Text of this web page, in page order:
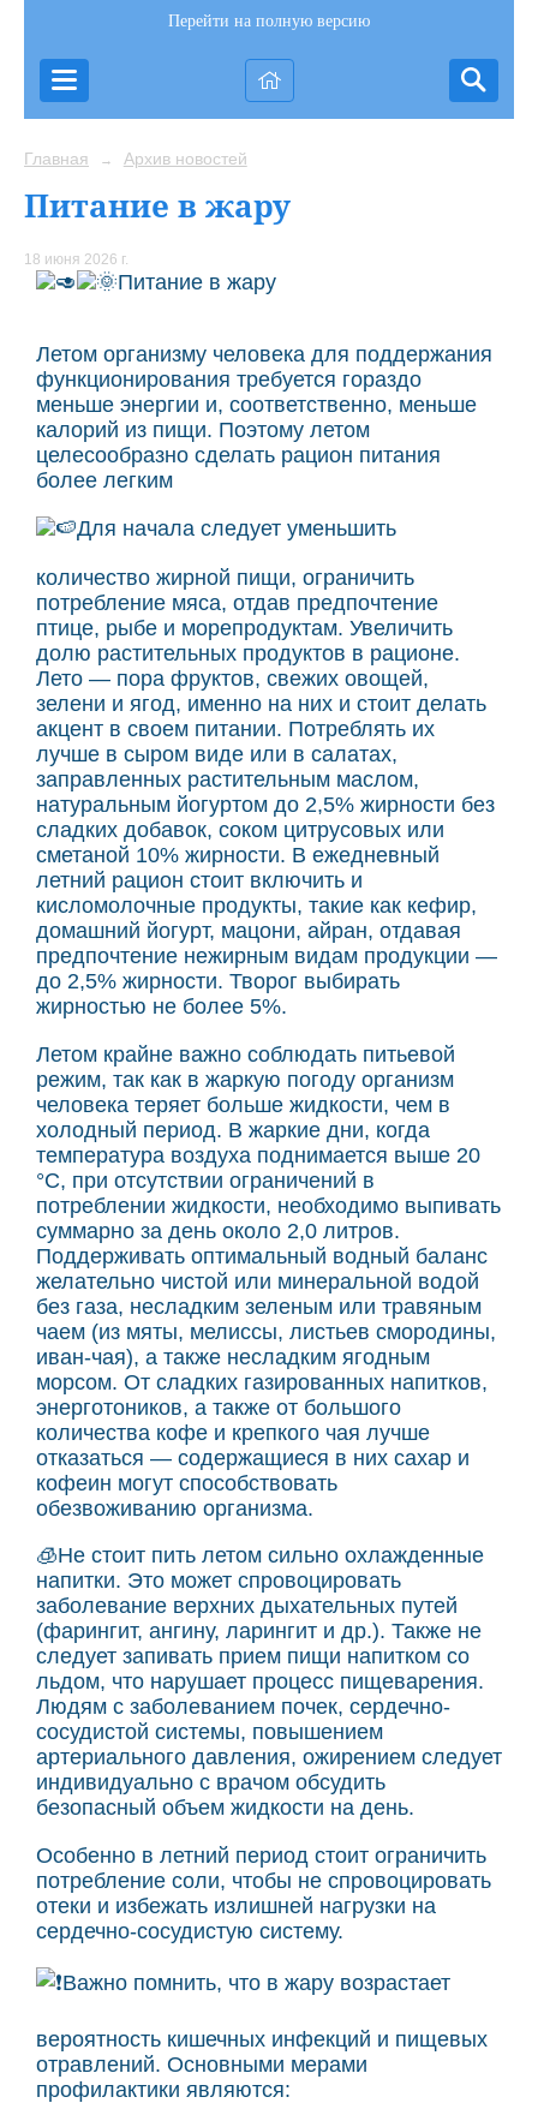
Перейти на полную версию
Главная → Архив новостей
Питание в жару
18 июня 2026 г.
Питание в жару
Летом организму человека для поддержания
функционирования требуется гораздо
меньше энергии и, соответственно, меньше
калорий из пищи. Поэтому летом
целесообразно сделать рацион питания
более легким
Для начала следует уменьшить
количество жирной пищи, ограничить
потребление мяса, отдав предпочтение
птице, рыбе и морепродуктам. Увеличить
долю растительных продуктов в рационе.
Лето — пора фруктов, свежих овощей,
зелени и ягод, именно на них и стоит делать
акцент в своем питании. Потреблять их
лучше в сыром виде или в салатах,
заправленных растительным маслом,
натуральным йогуртом до 2,5% жирности без
сладких добавок, соком цитрусовых или
сметаной 10% жирности. В ежедневный
летний рацион стоит включить и
кисломолочные продукты, такие как кефир,
домашний йогурт, мацони, айран, отдавая
предпочтение нежирным видам продукции —
до 2,5% жирности. Творог выбирать
жирностью не более 5%.
Летом крайне важно соблюдать питьевой
режим, так как в жаркую погоду организм
человека теряет больше жидкости, чем в
холодный период. В жаркие дни, когда
температура воздуха поднимается выше 20
°С, при отсутствии ограничений в
потреблении жидкости, необходимо выпивать
суммарно за день около 2,0 литров.
Поддерживать оптимальный водный баланс
желательно чистой или минеральной водой
без газа, несладким зеленым или травяным
чаем (из мяты, мелиссы, листьев смородины,
иван-чая), а также несладким ягодным
морсом. От сладких газированных напитков,
энерготоников, а также от большого
количества кофе и крепкого чая лучше
отказаться — содержащиеся в них сахар и
кофеин могут способствовать
обезвоживанию организма.
🧊Не стоит пить летом сильно охлажденные
напитки. Это может спровоцировать
заболевание верхних дыхательных путей
(фарингит, ангину, ларингит и др.). Также не
следует запивать прием пищи напитком со
льдом, что нарушает процесс пищеварения.
Людям с заболеванием почек, сердечно-
сосудистой системы, повышением
артериального давления, ожирением следует
индивидуально с врачом обсудить
безопасный объем жидкости на день.
Особенно в летний период стоит ограничить
потребление соли, чтобы не спровоцировать
отеки и избежать излишней нагрузки на
сердечно-сосудистую систему.
️Важно помнить, что в жару возрастает
вероятность кишечных инфекций и пищевых
отравлений. Основными мерами
профилактики являются: